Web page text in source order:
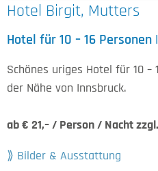
Hotel Birgit, Mutters
Hotel für 10 – 16 Personen
Schönes uriges Hotel für 10
der Nähe von Innsbruck.
ab € 21,– / Person / Nacht
Bilder & Ausstattung